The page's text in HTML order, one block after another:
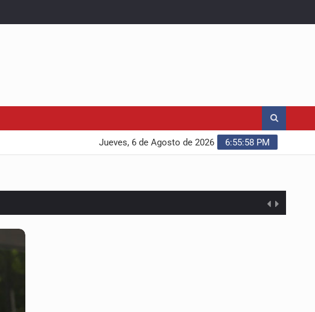
6:55:59 PM
Jueves, 6 de Agosto de 2026